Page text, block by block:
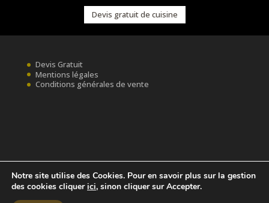
Devis gratuit de cuisine
Devis Gratuit
Mentions légales
Conditions générales de vente
Notre site utilise des Cookies. Pour en savoir plus sur la gestion
des cookies cliquerici, sinon cliquer sur Accepter.